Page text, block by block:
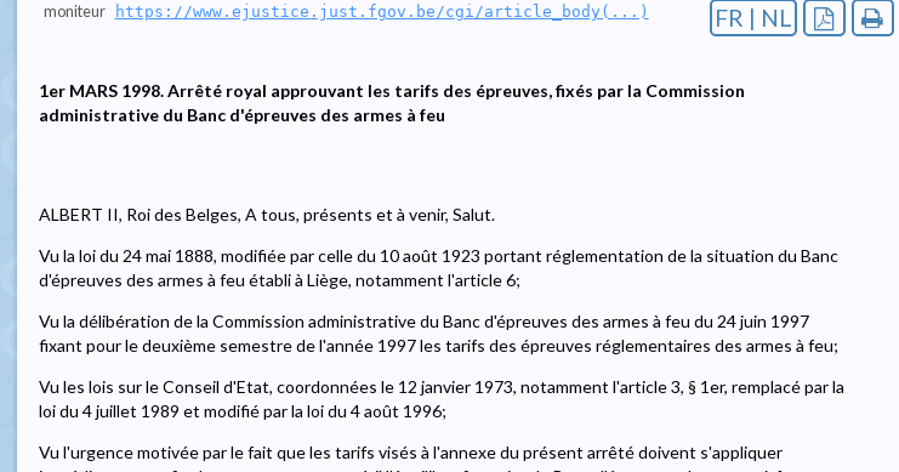
moniteur
https://www.ejustice.just.fgov.be/cgi/article_body(...) FR | NL
1er MARS 1998. Arrêté royal approuvant les tarifs des épreuves, fixés par la Commission
administrative du Banc d'épreuves des armes à feu
ALBERT II, Roi des Belges, A tous, présents et à venir, Salut.
Vu la loi du 24 mai 1888, modifiée par celle du 10 août 1923 portant réglementation de la situation du Banc
d'épreuves des armes à feu établi à Liège, notamment l'article 6;
Vu la délibération de la Commission administrative du Banc d'épreuves des armes à feu du 24 juin 1997
fixant pour le deuxième semestre de l'année 1997 les tarifs des épreuves réglementaires des armes à feu;
Vu les lois sur le Conseil d'Etat, coordonnées le 12 janvier 1973, notamment l'article 3, § 1er, remplacé par la
loi du 4 juillet 1989 et modifié par la loi du 4 août 1996;
Vu l'urgence motivée par le fait que les tarifs visés à l'annexe du présent arrêté doivent s'appliquer